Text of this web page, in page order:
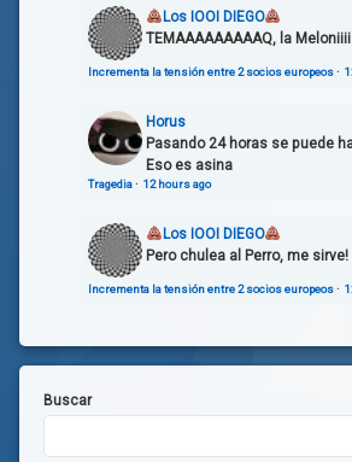
Los IOOI DIEGO
TEMAAAAAAAAAQ, la Meloniiii
Incrementa la tensión entre 2 socios europeos·
Horus
Pasando 24 horas se puede
Eso es asina
Tragedia· 12 hours ago
Los IOOI DIEGO
Pero chulea al Perro, me sirve!
Incrementa la tensión entre 2 socios europeos·
Buscar